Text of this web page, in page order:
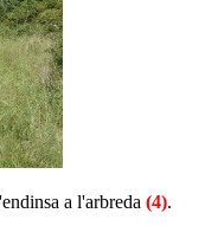
a l'arbreda (4).